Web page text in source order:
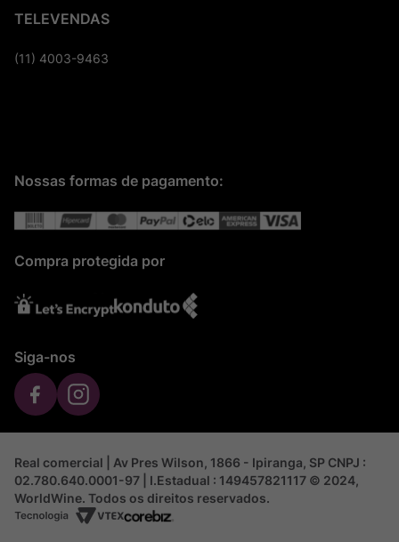
TELEVENDAS
(11) 4003-9463
Nossas formas de pagamento:
Compra protegida por
Siga-nos
Real comercial | Av Pres Wilson, 1866 - Ipiranga, SP CNPJ :
02.780.640.0001-97 | I.Estadual : 149457821117 © 2024,
WorldWine. Todos os direitos reservados.